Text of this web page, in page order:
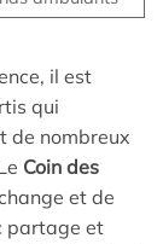
il est
qui
de nombreux
Coin des
et de
partage et